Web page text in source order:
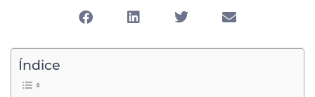
Índice